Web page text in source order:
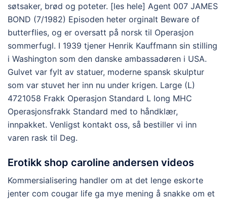
søtsaker, brød og poteter. [les hele] Agent 007 JAMES
BOND (7/1982) Episoden heter orginalt Beware of
butterflies, og er oversatt på norsk til Operasjon
sommerfugl. I 1939 tjener Henrik Kauffmann sin stilling
i Washington som den danske ambassadøren i USA.
Gulvet var fylt av statuer, moderne spansk skulptur
som var stuvet her inn nu under krigen. Large (L)
4721058 Frakk Operasjon Standard L long MHC
Operasjonsfrakk Standard med to håndklær,
innpakket. Venligst kontakt oss, så bestiller vi inn
varen rask til Deg.
Erotikk shop caroline andersen videos
Kommersialisering handler om at det lenge eskorte
jenter com cougar life ga mye mening å snakke om et